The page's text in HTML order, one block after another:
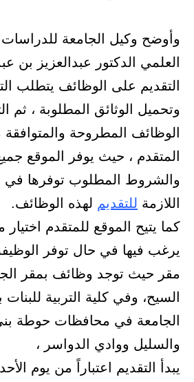
وأوضح وكيل الجامعة للدراسات
العلمي الدكتور عبدالعزيز بن
التقديم على الوظائف يتطلب
وتحميل الوثائق المطلوبة ، ثم
الوظائف المطروحة
المتقدم ، حيث يوفر الموقع
والشروط المطلوب توفرها في
اللازمة للتقديم لهذه الوظائف.
كما يتيح الموقع للمتقدم
يرغب فيها في حال توفر
مقر حيث توجد وظائف بمقر
السيح، وفي كلية التربية
الجامعة في محافظات حوطة بني
والسليل ووادي الدواسر ،